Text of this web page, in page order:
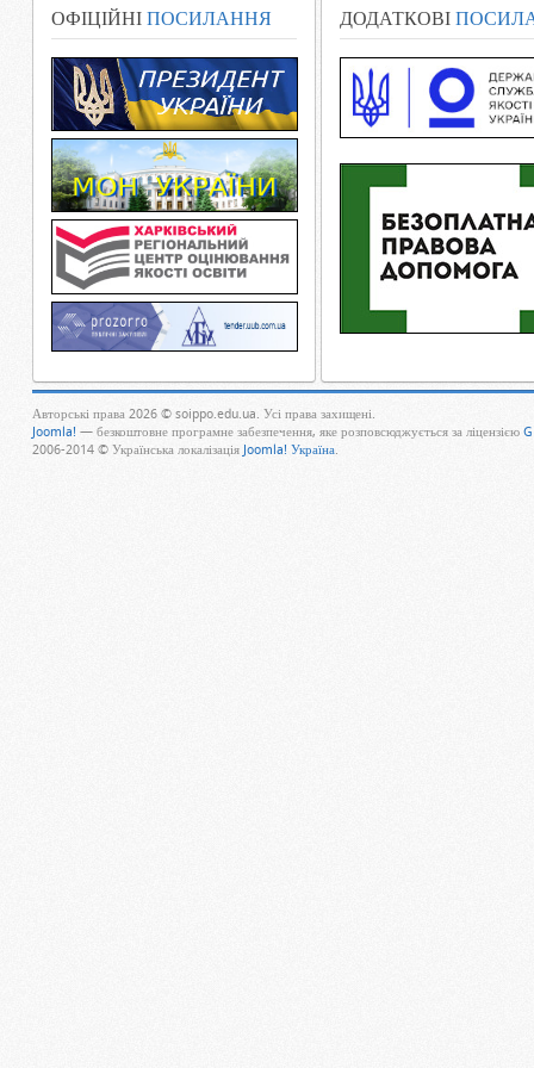
ОФІЦІЙНІ ПОСИЛАННЯ ДОДАТКОВІ
Авторські права 2026 © soippo.edu.ua. Усі права захищені.
Joomla! — безкоштовне програмне забезпечення, яке розповсюджується за ліцензією
2006-2014 © Українська локалізація Joomla! Україна.